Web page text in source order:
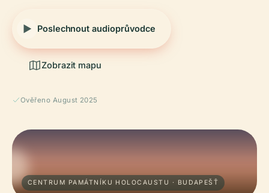
Poslechnout audioprůvodce
Zobrazit mapu
Ověřeno August 2025
CENTRUM PAMÁTNÍKU HOLOCAUSTU · BUDAPEŠŤ